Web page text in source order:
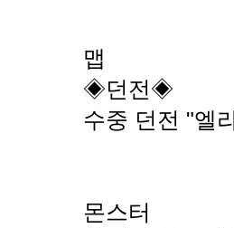
맵
◈던전◈
수중 던전 "엘
몬스터